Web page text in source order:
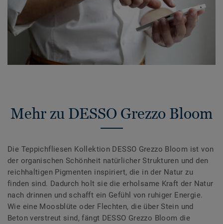
Mehr zu DESSO Grezzo Bloom
Die Teppichfliesen Kollektion DESSO Grezzo Bloom ist von
der organischen Schönheit natürlicher Strukturen und den
reichhaltigen Pigmenten inspiriert, die in der Natur zu
finden sind. Dadurch holt sie die erholsame Kraft der Natur
nach drinnen und schafft ein Gefühl von ruhiger Energie.
Wie eine Moosblüte oder Flechten, die über Stein und
Beton verstreut sind, fängt DESSO Grezzo Bloom die